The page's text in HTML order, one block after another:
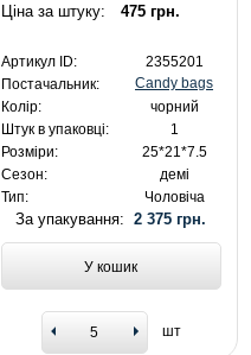
Ціна за штуку: 475 грн.
Артикул ID:
2355201
Постачальник:
Candy bags
Колір:
чорний
Штук в упаковці:
1
Розміри:
25*21*7.5
Сезон:
демі
Тип:
Чоловіча
За упакування:2 375 грн.
У кошик
шт